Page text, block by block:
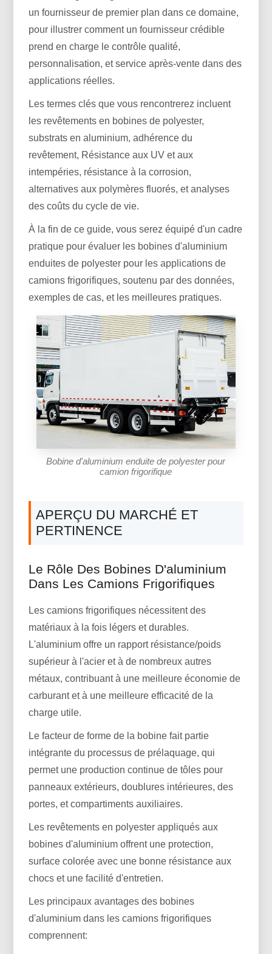
un fournisseur de premier plan dans ce domaine,
pour illustrer comment un fournisseur crédible
prend en charge le contrôle qualité,
personnalisation, et service après-vente dans des
applications réelles.
Les termes clés que vous rencontrerez incluent
les revêtements en bobines de polyester,
substrats en aluminium, adhérence du
revêtement, Résistance aux UV et aux
intempéries, résistance à la corrosion,
alternatives aux polymères fluorés, et analyses
des coûts du cycle de vie.
À la fin de ce guide, vous serez équipé d'un cadre
pratique pour évaluer les bobines d'aluminium
enduites de polyester pour les applications de
camions frigorifiques, soutenu par des données,
exemples de cas, et les meilleures pratiques.
Bobine d'aluminium enduite de polyester pour
camion frigorifique
APERÇU DU MARCHÉ ET
PERTINENCE
Le Rôle Des Bobines D'aluminium
Dans Les Camions Frigorifiques
Les camions frigorifiques nécessitent des
matériaux à la fois légers et durables.
L'aluminium offre un rapport résistance/poids
supérieur à l'acier et à de nombreux autres
métaux, contribuant à une meilleure économie de
carburant et à une meilleure efficacité de la
charge utile.
Le facteur de forme de la bobine fait partie
intégrante du processus de prélaquage, qui
permet une production continue de tôles pour
panneaux extérieurs, doublures intérieures, des
portes, et compartiments auxiliaires.
Les revêtements en polyester appliqués aux
bobines d'aluminium offrent une protection,
surface colorée avec une bonne résistance aux
chocs et une facilité d'entretien.
Les principaux avantages des bobines
d'aluminium dans les camions frigorifiques
comprennent: